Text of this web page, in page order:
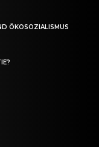
ÖKOSOZIALISMUS